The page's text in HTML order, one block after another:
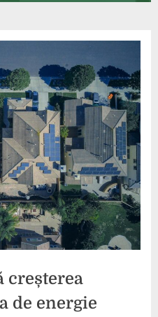
creșterea
de energie